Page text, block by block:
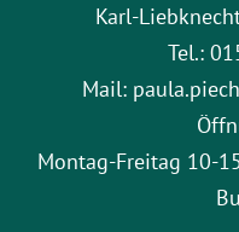
Karl-
Tel.:
Mail:
Montag-Freitag 10-